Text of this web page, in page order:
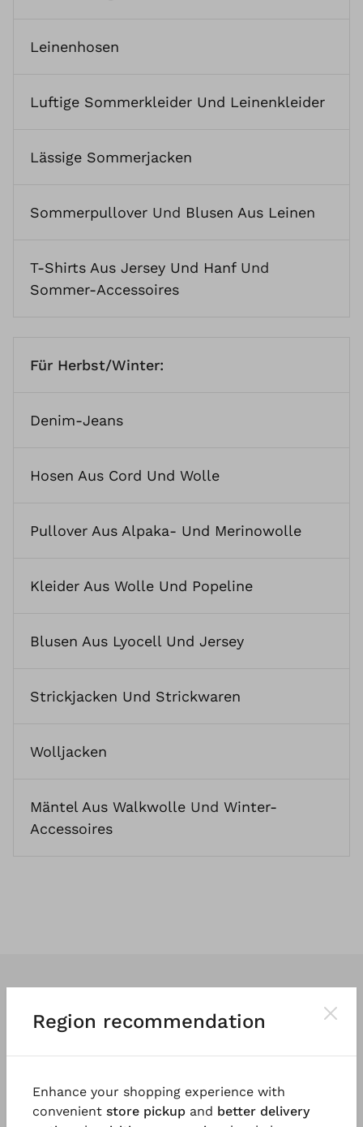
Leinenhosen
Luftige Sommerkleider Und Leinenkleider
Lässige Sommerjacken
Sommerpullover Und Blusen Aus Leinen
T-Shirts Aus Jersey Und HanfUnd
Sommer-Accessoires
Für Herbst/Winter:
Denim-Jeans
Hosen Aus Cord Und Wolle
Pullover Aus Alpaka- Und Merinowolle
Kleider Aus Wolle Und Popeline
Blusen Aus Lyocell Und Jersey
Strickjacken Und Strickwaren
Wolljacken
Mäntel Aus Walkwolle Und Winter-
Accessoires
und einzigartig wie die Menschen, die
Region recommendation
Enhance your shopping experience with
convenient store pickup and better delivery